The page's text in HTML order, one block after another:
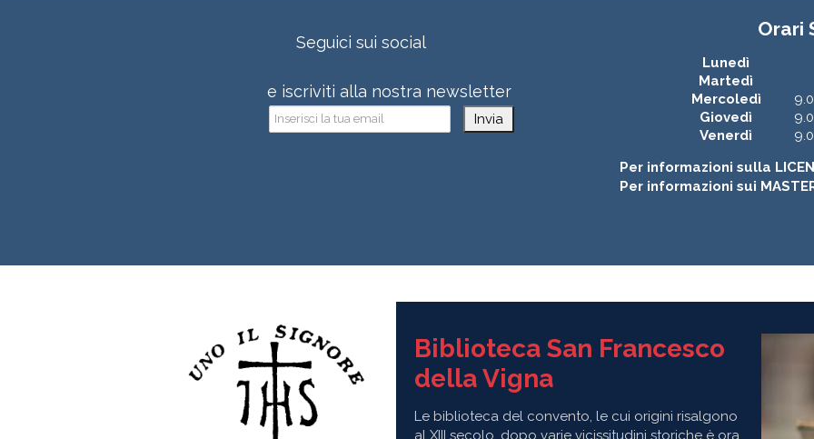
Seguici sui social
e iscriviti alla nostra newsletter
Invia
Orari
Lunedì
Martedì
Mercoledì
Giovedì
Venerdì
Per informazioni sulla
Per informazioni sui
Biblioteca San Francesco
della Vigna
Le biblioteca del convento, le cui origini risalgono
al XIII secolo, dopo varie vicissitudini storiche è ora